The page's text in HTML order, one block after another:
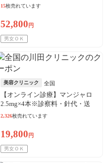
ルコール綿・診察料込
15枚売れています
52,800 円
男女ＯＫ
美容クリニック 全国
【オンライン診療】マンジャロ
2.5mg×4本※診察料・針代・送
料・アルコール綿込
2,326枚売れています
19,800 円
男女ＯＫ